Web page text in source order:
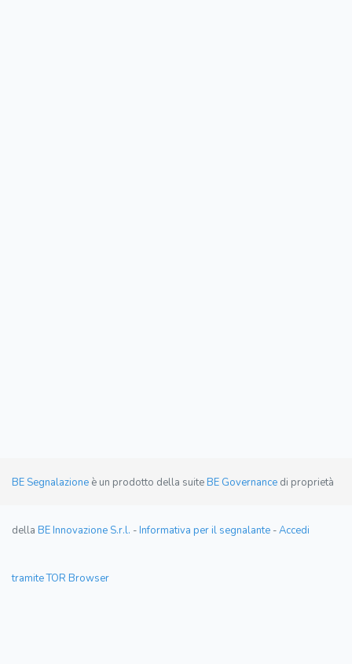
BE Segnalazione è un prodotto della suiteBE Governance di proprietà
della BE Innovazione S.r.l. -Informativa per il segnalante -Accedi
tramite TOR Browser